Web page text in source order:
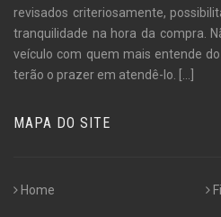
revisados criteriosamente,
tranquilidade na hora da compra.
veículo com quem mais entende
terão o prazer em atendê-lo. [...]
MAPA DO SITE
Home